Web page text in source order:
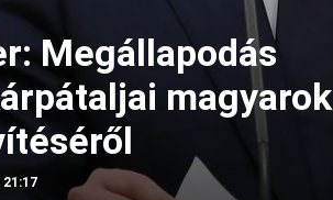
Megállapodás
magyarok
21:17